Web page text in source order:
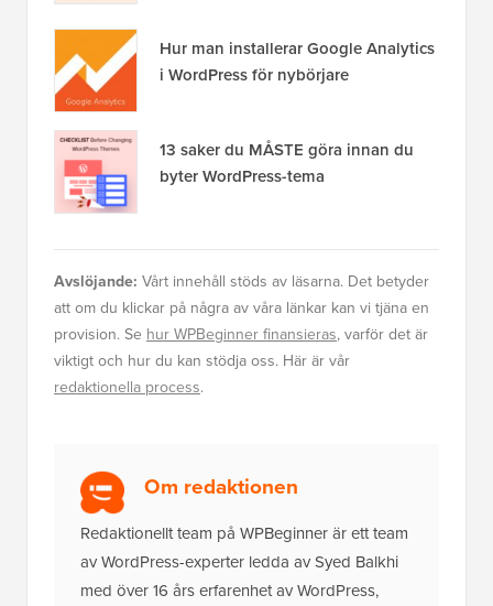
Hur man installerar Google Analytics
i WordPress för nybörjare
13 saker du MÅSTE göra innan du
byter WordPress-tema
Avslöjande: Vårt innehåll stöds av läsarna. Det betyder
att om du klickar på några av våra länkar kan vi tjäna en
provision. Se hur WPBeginner finansieras, varför det är
viktigt och hur du kan stödja oss. Här är vår
redaktionella process.
Om redaktionen
Redaktionellt team på WPBeginner är ett team
av WordPress-experter ledda av Syed Balkhi
med över 16 års erfarenhet av WordPress,